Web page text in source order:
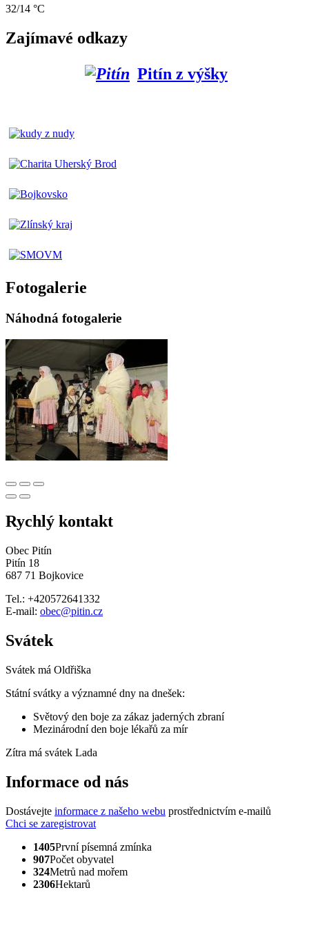
32/14 °C
Zajímavé odkazy
Pitín z výšky
Fotogalerie
Náhodná fotogalerie
Rychlý kontakt
Obec Pitín
Pitín 18
687 71 Bojkovice
Tel.: +420572641332
E-mail: obec@pitin.cz
Svátek
Svátek má Oldřiška
Státní svátky a významné dny na dnešek:
Světový den boje za zákaz jaderných zbraní
Mezinárodní den boje lékařů za mír
Zítra má svátek Lada
Informace od nás
Dostávejte informace z našeho webu prostřednictvím e-mailů
Chci se zaregistrovat
1405První písemná zmínka
907Počet obyvatel
324Metrů nad mořem
2306Hektarů